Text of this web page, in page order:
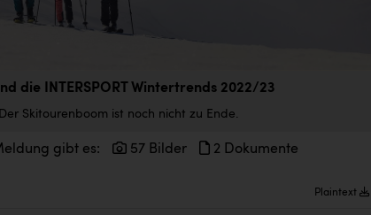
die INTERSPORT Wintertrends 2022/23
Der Skitourenboom ist noch nicht zu Ende.
gibt es: 57 Bilder 2 Dokumente
Plaintext